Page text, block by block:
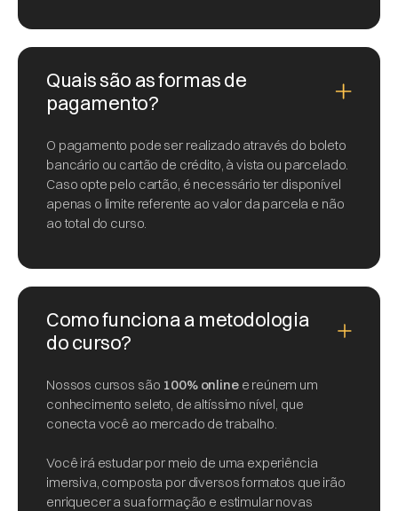
Quais são as formas de
pagamento?
O pagamento pode ser realizado através do boleto
bancário ou cartão de crédito, à vista ou parcelado.
Caso opte pelo cartão, é necessário ter disponível
apenas o limite referente ao valor da parcela e não
ao total do curso.
Como funciona a metodologia
do curso?
Nossos cursos são 100% onlinee reúnem um
conhecimento seleto, de altíssimo nível, que
conecta você ao mercado de trabalho.
Você irá estudar por meio de uma experiência
imersiva, composta por diversos formatos que irão
enriquecer a sua formação e estimular novas